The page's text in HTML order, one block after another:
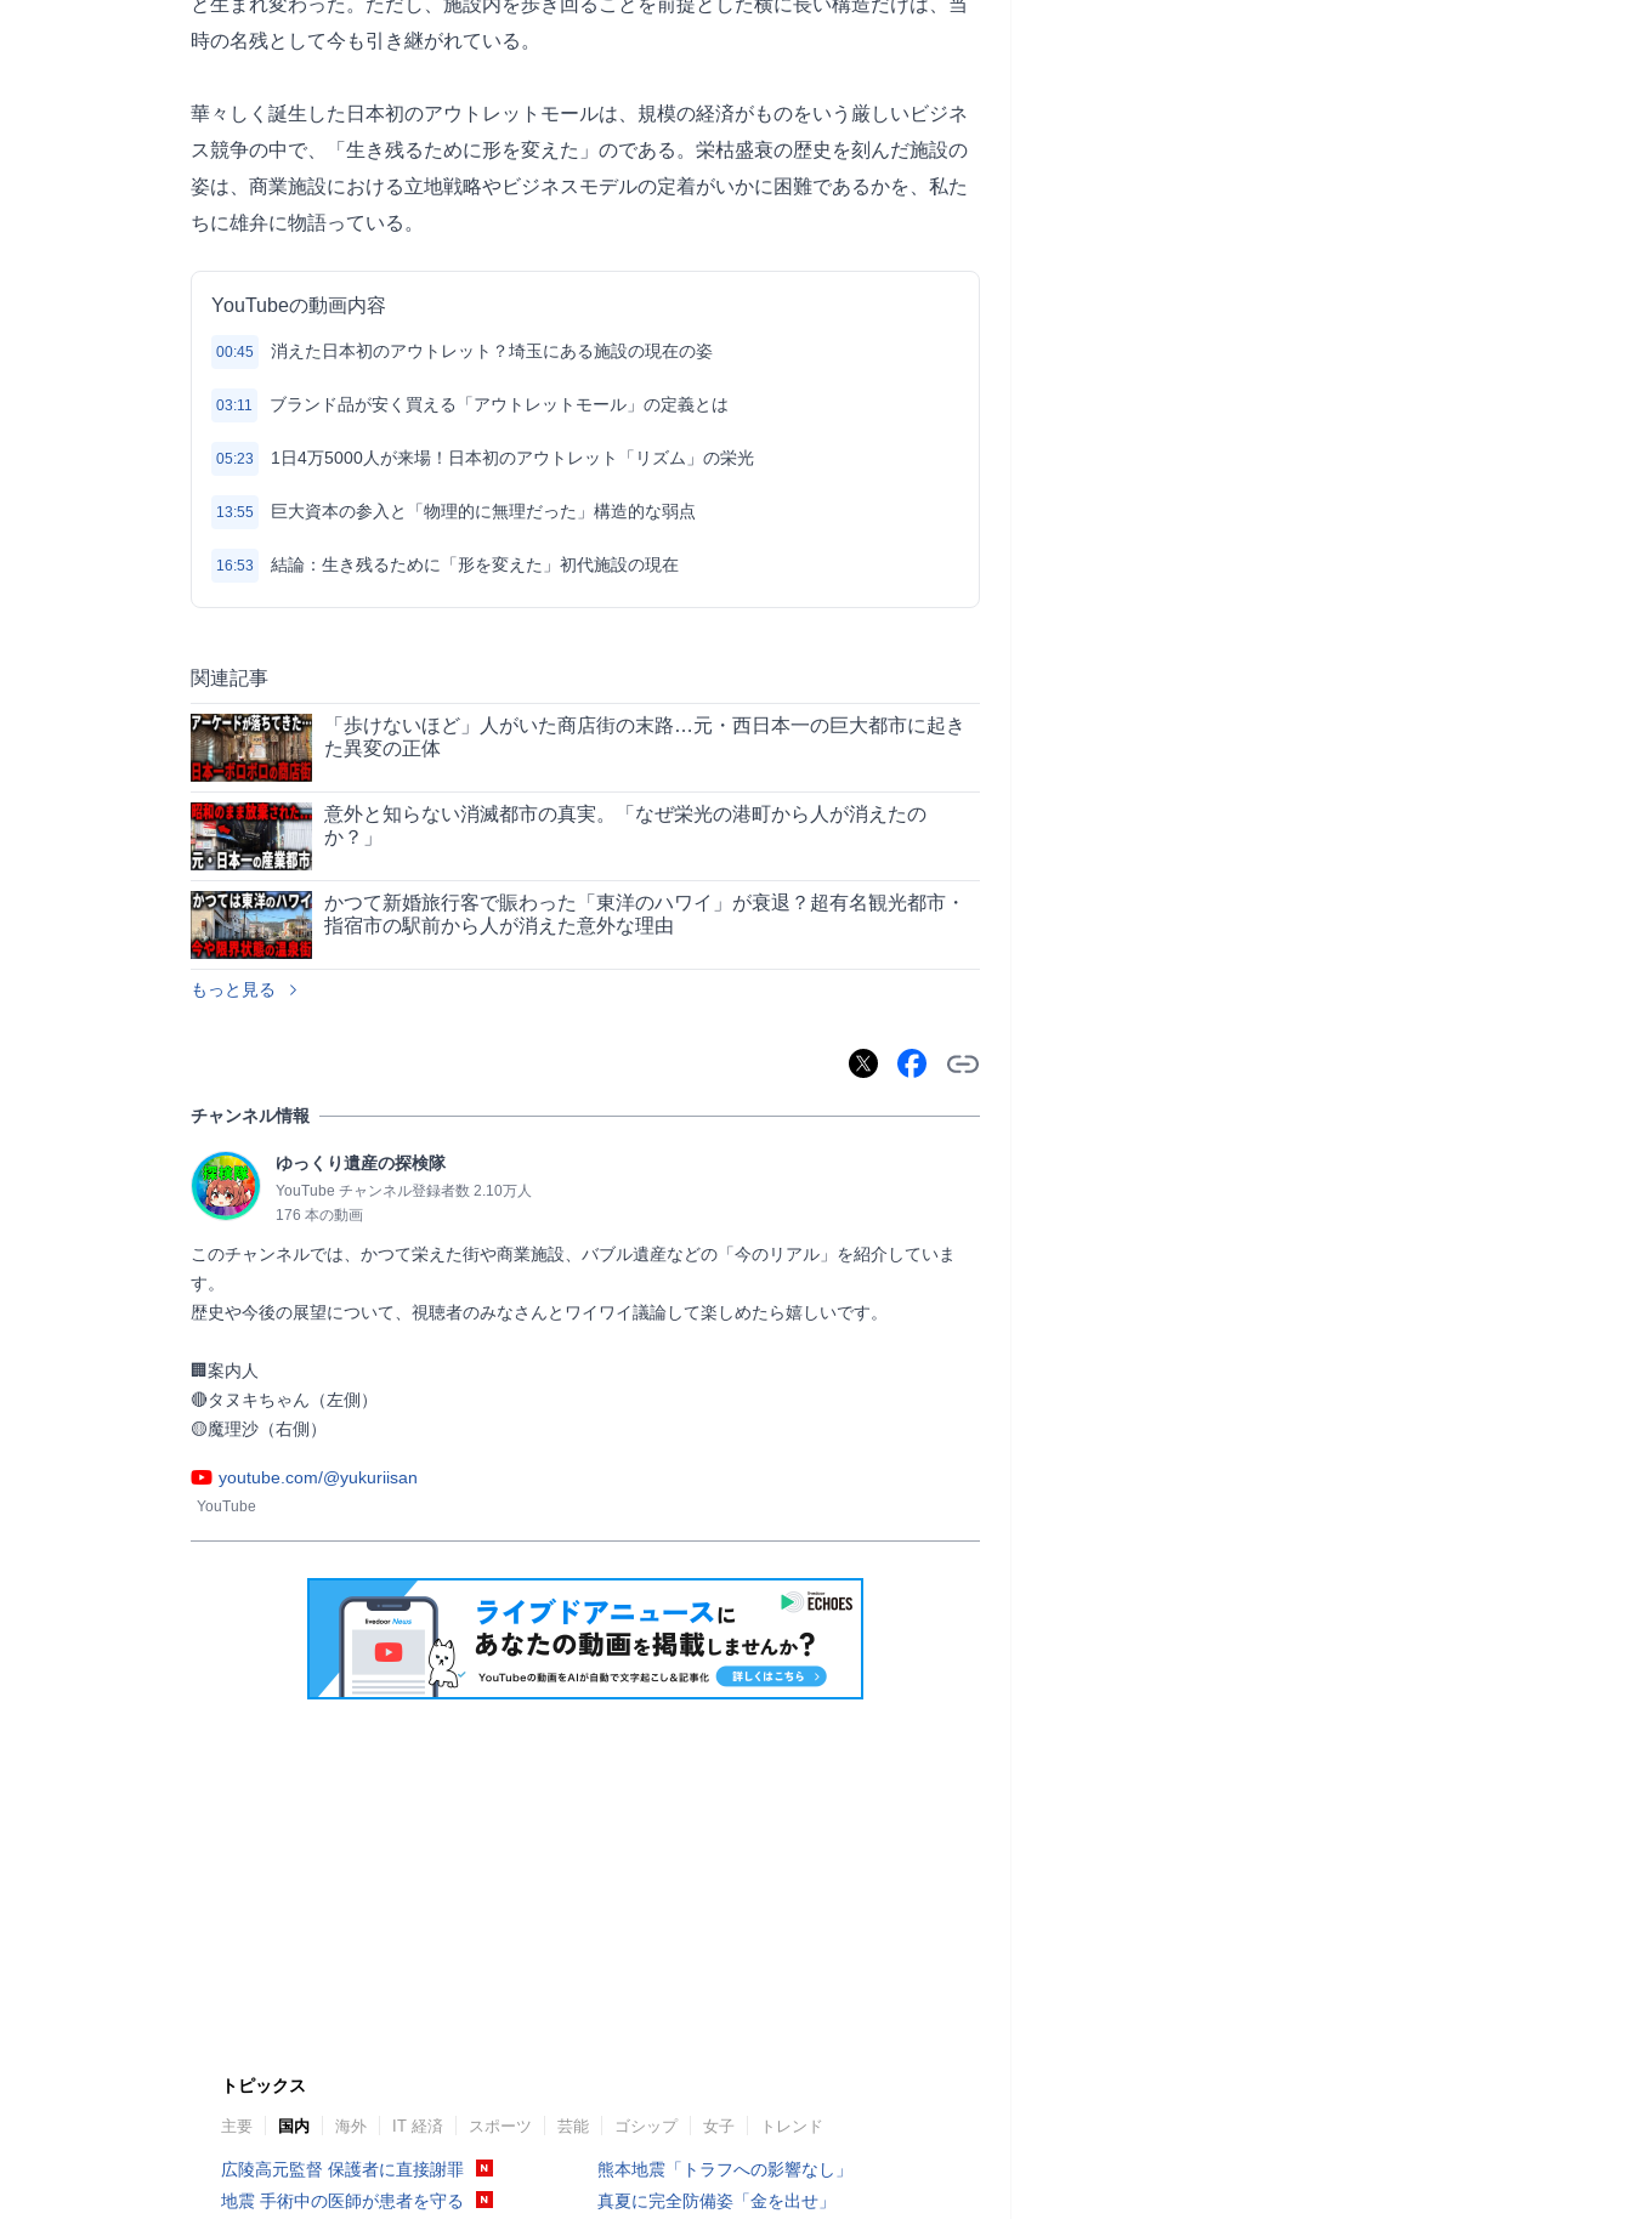
と生まれ変わった。ただし、施設内を歩き回ることを前提とした横に長い構造だけは、当
時の名残として今も引き継がれている。
華々しく誕生した日本初のアウトレットモールは、規模の経済がものをいう厳しいビジネ
ス競争の中で、「生き残るために形を変えた」のである。栄枯盛衰の歴史を刻んだ施設の
姿は、商業施設における立地戦略やビジネスモデルの定着がいかに困難であるかを、私た
ちに雄弁に物語っている。
YouTubeの動画内容
00:45 消えた日本初のアウトレット？埼玉にある施設の現在の姿
03:11 ブランド品が安く買える「アウトレットモール」の定義とは
05:23 1日4万5000人が来場！日本初のアウトレット「リズム」の栄光
13:55 巨大資本の参入と「物理的に無理だった」構造的な弱点
16:53 結論：生き残るために「形を変えた」初代施設の現在
関連記事
「歩けないほど」人がいた商店街の末路…元・西日本一の巨大都市に起き
た異変の正体
意外と知らない消滅都市の真実。「なぜ栄光の港町から人が消えたの
か？」
かつて新婚旅行客で賑わった「東洋のハワイ」が衰退？超有名観光都市・
指宿市の駅前から人が消えた意外な理由
もっと見る
チャンネル情報
ゆっくり遺産の探検隊
YouTube チャンネル登録者数 2.10万人
176 本の動画
このチャンネルでは、かつて栄えた街や商業施設、バブル遺産などの「今のリアル」を紹介していま
す。
歴史や今後の展望について、視聴者のみなさんとワイワイ議論して楽しめたら嬉しいです。
🏢案内人
🔴タヌキちゃん（左側）
🟡魔理沙（右側）
youtube.com/@yukuriisan
YouTube
トピックス
主要 国内 海外 IT 経済 スポーツ 芸能 ゴシップ 女子 トレンド
広陵高元監督 保護者に直接謝罪
地震 手術中の医師が患者を守る
熊本地震「トラフへの影響なし」
真夏に完全防備姿「金を出せ」